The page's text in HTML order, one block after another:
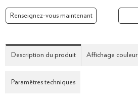
Renseignez-vous maintenant
Description du produit Affichage couleur
Paramètres techniques